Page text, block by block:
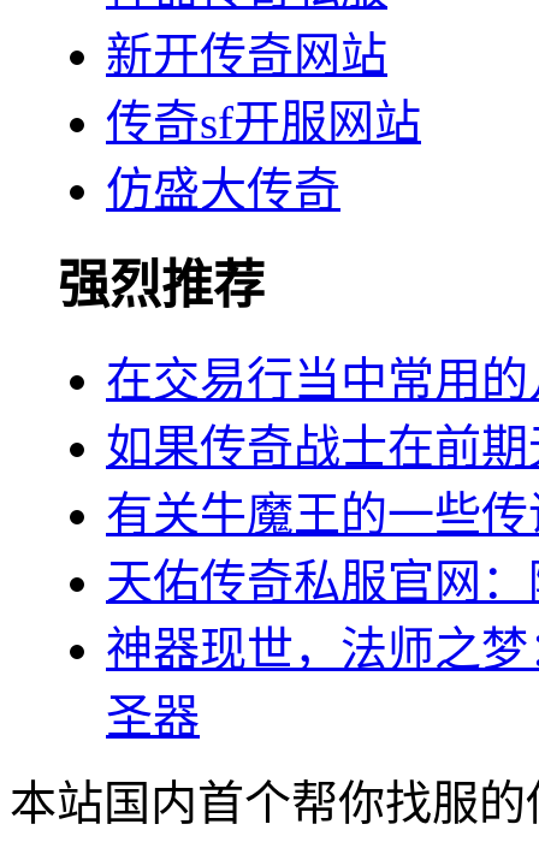
新开传奇网站
传奇sf开服网站
仿盛大传奇
强烈推荐
在交易行当中常用
如果传奇战士在前
有关牛魔王的一些
天佑传奇私服官网
神器现世，法师之
圣器
本站国内首个帮你找服